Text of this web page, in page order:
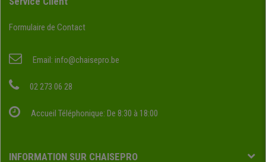
Formulaire de Contact
Email: info@chaisepro.be
02 273 06 28
Accueil Téléphonique: De 8:30 à 18:00
INFORMATION SUR CHAISEPRO